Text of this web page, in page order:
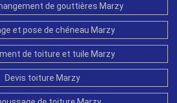
de gouttières Marzy
et pose de chéneau Marzy
de toiture et tuile Marzy
Devis toiture Marzy